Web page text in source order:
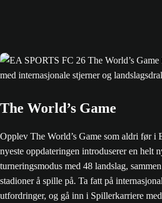
The World’s Game
Opplev The World’s Game som aldri før
nyeste oppdateringen introduserer en helt
turneringsmodus med 48 landslag,
stadioner å spille på. Ta fatt på
utfordringer, og gå inn i Spillerkarriere